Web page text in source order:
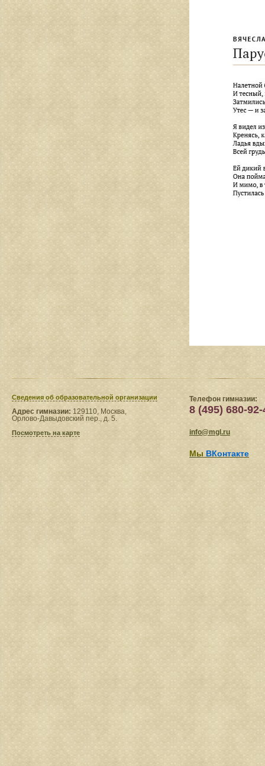
Сведения​ об образовательной организации
Адрес гимназии: 129110, Москва,
Орлово-Давыдовский пер., д. 5.
Посмотреть на карте
Телефон гимназии:
8 (495) 680-92-
info@mgl.ru
Мы ВКонтакте